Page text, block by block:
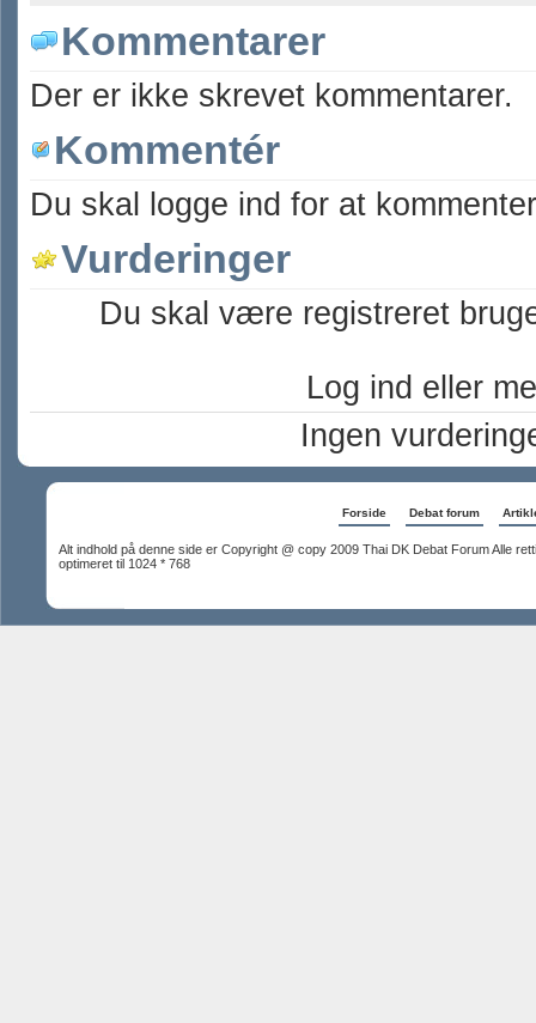
Kommentarer
Der er ikke skrevet kommentarer.
Kommentér
Du skal logge ind for at
Vurderinger
Du skal være registreret
Log ind eller
Ingen
Forside Debat forum
Alt indhold på denne side er Copyright @ copy 2009 Thai DK Debat Forum Alle
optimeret til 1024 * 768